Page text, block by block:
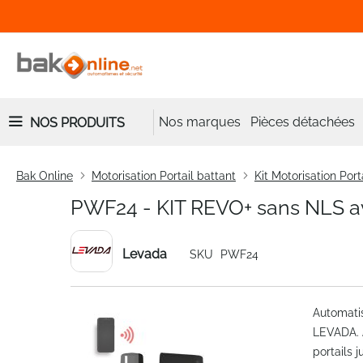
NOS PRODUITS Nos marques Pièces détachées
Bak Online Motorisation Portail battant Kit Motorisation
PWF24 - KIT REVO+ sans
Levada SKU PWF24
end
portails